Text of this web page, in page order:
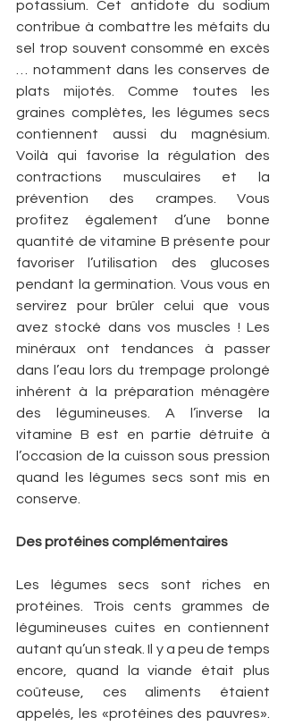
potassium. Cet antidote du sodium
contribue à combattre les méfaits du
sel trop souvent consommé en excès
… notamment dans les conserves de
plats mijotés. Comme toutes les
graines complètes, les légumes secs
contiennent aussi du magnésium.
Voilà qui favorise la régulation des
contractions musculaires et la
prévention des crampes. Vous
profitez également d’une bonne
quantité de vitamine B présente pour
favoriser l’utilisation des glucoses
pendant la germination. Vous vous en
servirez pour brûler celui que vous
avez stocké dans vos muscles ! Les
minéraux ont tendances à passer
dans l’eau lors du trempage prolongé
inhérent à la préparation ménagère
des légumineuses. A l’inverse la
vitamine B est en partie détruite à
l’occasion de la cuisson sous pression
quand les légumes secs sont mis en
conserve.
Des protéines complémentaires
Les légumes secs sont riches en
protéines. Trois cents grammes de
légumineuses cuites en contiennent
autant qu’un steak. Il y a peu de temps
encore, quand la viande était plus
coûteuse, ces aliments étaient
appelés, les «protéines des pauvres».